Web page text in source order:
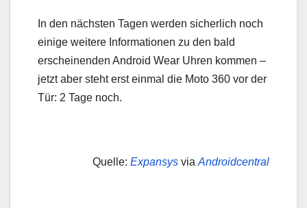
In den nächsten Tagen werden sicherlich noch
einige weitere Informationen zu den bald
erscheinenden Android Wear Uhren kommen –
jetzt aber steht erst einmal die Moto 360 vor der
Tür: 2 Tage noch.
Quelle: Expansys via Androidcentral